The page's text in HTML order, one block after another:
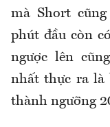
mà Short
phút đầu còn
ngược lên
nhất thực ra là
thành ngưỡng